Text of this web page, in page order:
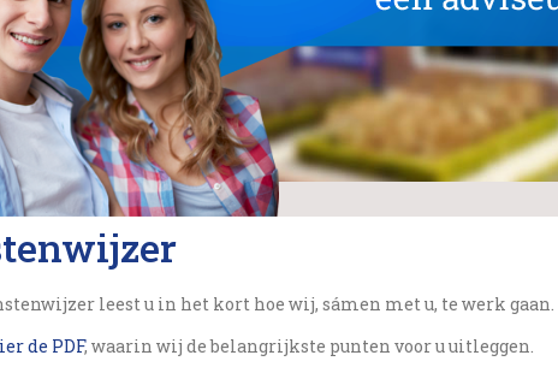
leest u in het kort hoe wij, sámen met u, te werk gaan.
de PDF, waarin wij de belangrijkste punten voor u uitleggen.